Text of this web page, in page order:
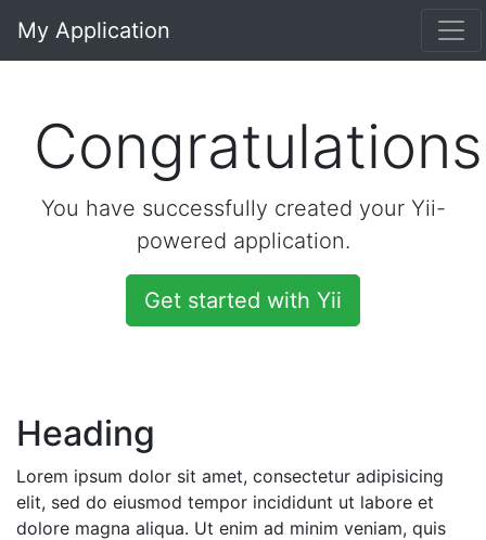
My Application
You have successfully created your Yii-
powered application.
Get started with Yii
Heading
Lorem ipsum dolor sit amet, consectetur adipisicing
elit, sed do eiusmod tempor incididunt ut labore et
dolore magna aliqua. Ut enim ad minim veniam, quis